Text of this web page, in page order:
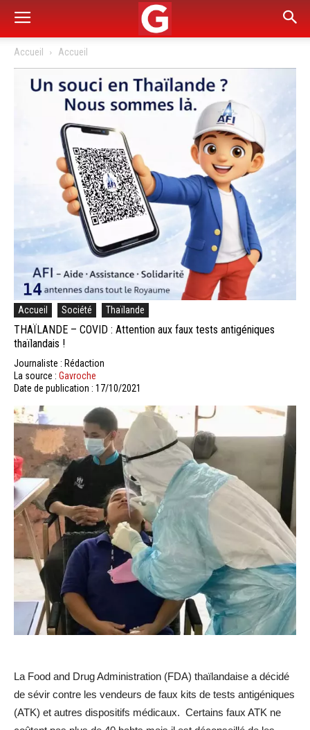
Accueil Accueil
Accueil Société Thaïlande
THAÏLANDE – COVID : Attention aux faux tests antigéniques
thaïlandais !
Journaliste : Rédaction
La source : Gavroche
Date de publication : 17/10/2021
La Food and Drug Administration (FDA) thaïlandaise a décidé
de sévir contre les vendeurs de faux kits de tests antigéniques
(ATK) et autres dispositifs médicaux. Certains faux ATK ne